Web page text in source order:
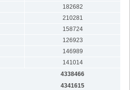
182682
210281
158724
126923
146989
141014
4338466
4341615